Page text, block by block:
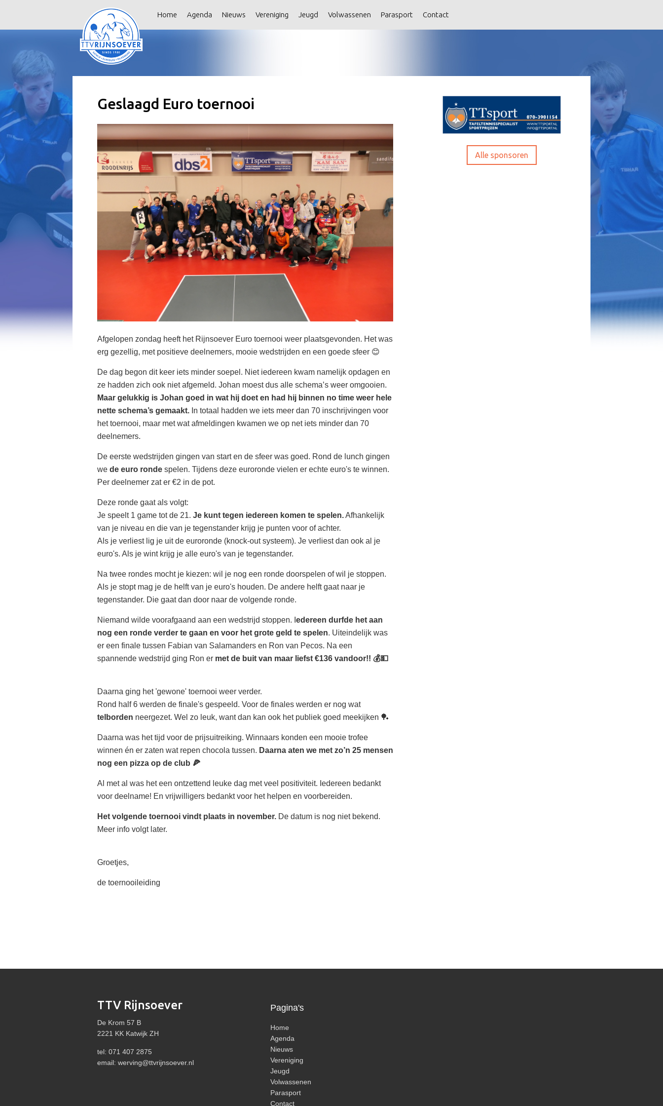
Home Agenda Nieuws Vereniging Jeugd Volwassenen Parasport Contact
Geslaagd Euro toernooi
Afgelopen zondag heeft het Rijnsoever Euro toernooi weer plaatsgevonden. Het was
erg gezellig, met positieve deelnemers, mooie wedstrijden en een goede sfeer 😊
De dag begon dit keer iets minder soepel. Niet iedereen kwam namelijk opdagen en
ze hadden zich ook niet afgemeld. Johan moest dus alle schema’s weer omgooien.
Maar gelukkig is Johan goed in wat hij doet en had hij binnen no time weer hele
nette schema’s gemaakt. In totaal hadden we iets meer dan 70 inschrijvingen voor
het toernooi, maar met wat afmeldingen kwamen we op net iets minder dan 70
deelnemers.
De eerste wedstrijden gingen van start en de sfeer was goed. Rond de lunch gingen
wede euro ronde spelen. Tijdens deze euroronde vielen er echte euro's te winnen.
Per deelnemer zat er €2 in de pot.
Deze ronde gaat als volgt:
Je speelt 1 game tot de 21. Je kunt tegen iedereen komen te spelen.Afhankelijk
van je niveau en die van je tegenstander krijg je punten voor of achter.
Als je verliest lig je uit de euroronde (knock-out systeem). Je verliest dan ook al je
euro's. Als je wint krijg je alle euro's van je tegenstander.
Na twee rondes mocht je kiezen: wil je nog een ronde doorspelen of wil je stoppen.
Als je stopt mag je de helft van je euro's houden. De andere helft gaat naar je
tegenstander. Die gaat dan door naar de volgende ronde.
Niemand wilde voorafgaand aan een wedstrijd stoppen. Iedereen durfde het aan
nog een ronde verder te gaan en voor het grote geld te spelen. Uiteindelijk was
er een finale tussen Fabian van Salamanders en Ron van Pecos. Na een
spannende wedstrijd ging Ron er met de buit van maar liefst €136 vandoor!! 💰💵
Daarna ging het 'gewone' toernooi weer verder.
Rond half 6 werden de finale's gespeeld. Voor de finales werden er nog wat
telborden neergezet. Wel zo leuk, want dan kan ook het publiek goed meekijken 🏓
Daarna was het tijd voor de prijsuitreiking. Winnaars konden een mooie trofee
winnen én er zaten wat repen chocola tussen. Daarna aten we met zo’n 25 mensen
nog een pizza op de club 🍕
Al met al was het een ontzettend leuke dag met veel positiviteit. Iedereen bedankt
voor deelname! En vrijwilligers bedankt voor het helpen en voorbereiden.
Het volgende toernooi vindt plaats in november. De datum is nog niet bekend.
Meer info volgt later.
Groetjes,
de toernooileiding
Alle sponsoren
TTV Rijnsoever
De Krom 57 B
2221 KK Katwijk ZH
tel: 071 407 2875
email: werving@ttvrijnsoever.nl
Pagina's
Home
Agenda
Nieuws
Vereniging
Jeugd
Volwassenen
Parasport
Contact